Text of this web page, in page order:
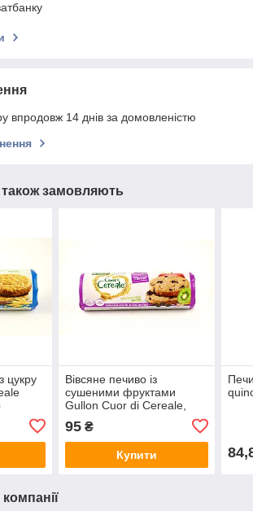
впродовж 14 днів за домовленістю
замовляють
цукру
Вівсяне печиво із
сушеними фруктами
Gullon Cuor di Cereale,
95₴
Купити